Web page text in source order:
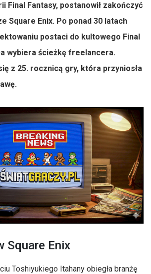
Final Fantasy, postanowił zakończyć
Square Enix. Po ponad 30 latach
postaci do kultowego Final
wybiera ścieżkę freelancera.
z 25. rocznicą gry, która przyniosła
Square Enix
Toshiyukiego Itahany obiegła branżę